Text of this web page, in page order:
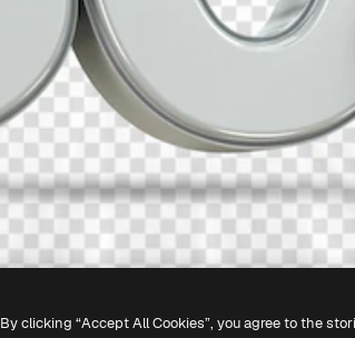
By clicking “Accept All Cookies”, you agree to the